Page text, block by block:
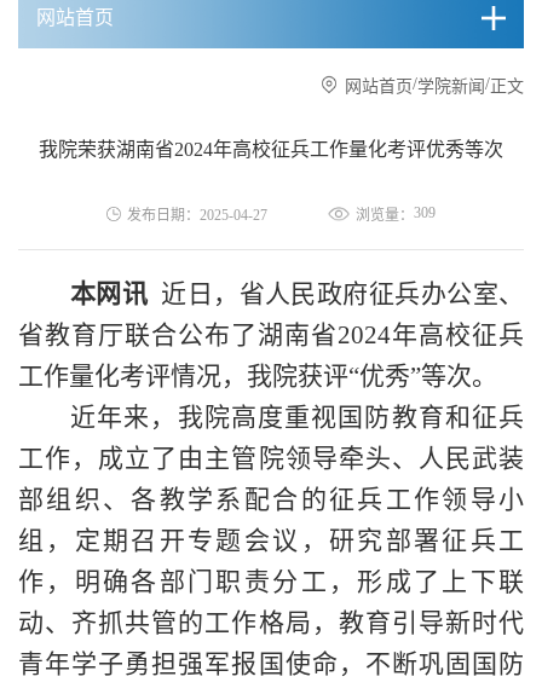
网站首页
网站首页/学院新闻 /正文
我院荣获湖南省2024年高校征兵工作量化考评优秀等次
发布日期：2025-04-27 浏览量： 309
本网讯 近日，省人民政府征兵办公室、
省教育厅联合公布了湖南省2024年高校征兵
工作量化考评情况，我院获评“优秀”等次。
近年来，我院高度重视国防教育和征兵
工作，成立了由主管院领导牵头、人民武装
部组织、各教学系配合的征兵工作领导小
组，定期召开专题会议，研究部署征兵工
作，明确各部门职责分工，形成了上下联
动、齐抓共管的工作格局， 教育引导新时代
青年学子勇担强军报国使命，不断巩固国防